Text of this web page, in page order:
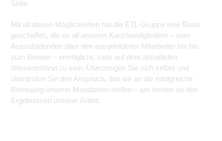
Seite.
Mit all diesen Möglichkeiten hat die ETL-Gruppe eine Basis
geschaffen, die es all unseren Kanzleimitgliedern – vom
Auszubildenden über den ausgebildeten Mitarbeiter bis hin
zum Berater – ermöglicht, stets auf dem aktuellsten
Wissensstand zu sein. Überzeugen Sie sich selbst und
überprüfen Sie den Anspruch, den wir an die erfolgreiche
Betreuung unserer Mandanten stellen – am besten an den
Ergebnissen unserer Arbeit.